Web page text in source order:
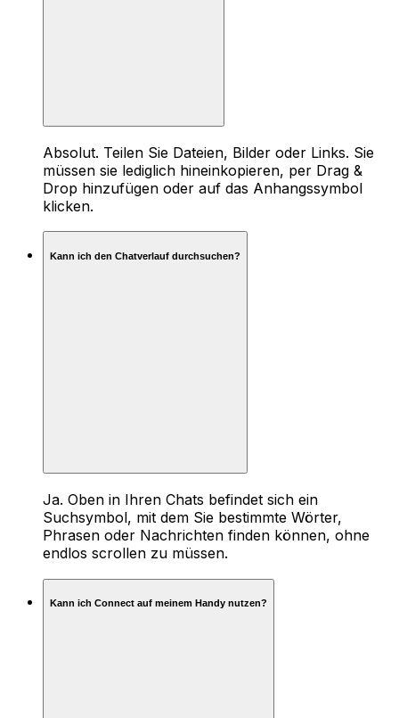
Absolut. Teilen Sie Dateien, Bilder oder Links. Sie
müssen sie lediglich hineinkopieren, per Drag &
Drop hinzufügen oder auf das Anhangssymbol
klicken.
Kann ich den Chatverlauf durchsuchen?
Ja. Oben in Ihren Chats befindet sich ein
Suchsymbol, mit dem Sie bestimmte Wörter,
Phrasen oder Nachrichten finden können, ohne
endlos scrollen zu müssen.
Kann ich Connect auf meinem Handy nutzen?